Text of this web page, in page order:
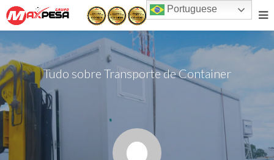
Tudo sobre Transporte de Container
Portuguese